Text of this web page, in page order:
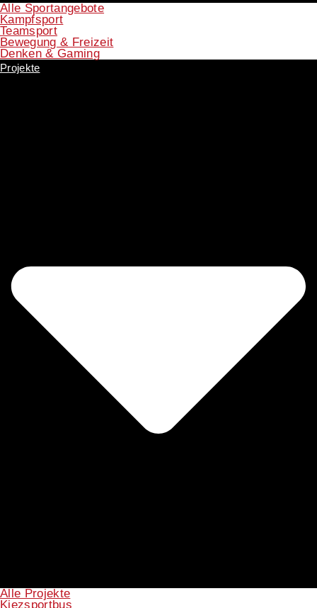
Alle Sportangebote
Kampfsport
Teamsport
Bewegung & Freizeit
Denken & Gaming
Projekte
Alle Projekte
Kiezsportbus